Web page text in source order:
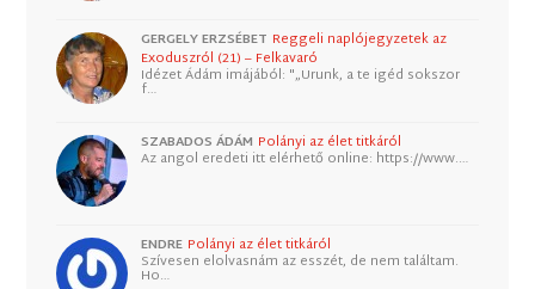
GERGELY ERZSÉBET Reggeli naplójegyzetek az
Exoduszról (21) – Felkavaró
Idézet Ádám imájából: "„Urunk, a te igéd sokszor
f…
SZABADOS ÁDÁM Polányi az élet titkáról
Az angol eredeti itt elérhető online: https://www.…
ENDRE Polányi az élet titkáról
Szívesen elolvasnám az esszét, de nem találtam.
Ho…